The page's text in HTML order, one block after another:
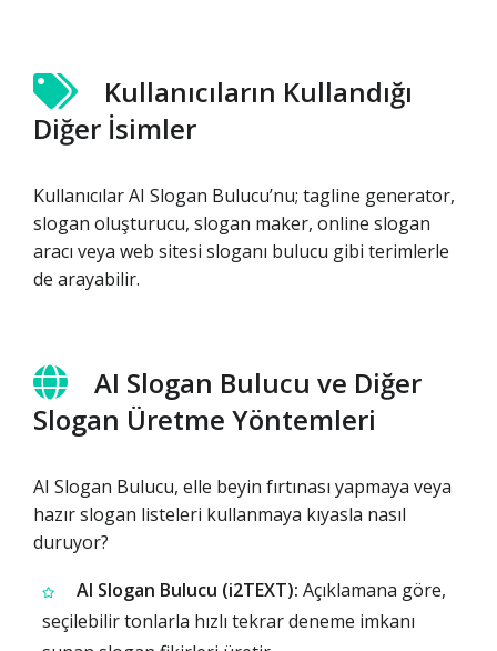
Kullanıcıların Kullandığı
Diğer İsimler
Kullanıcılar AI Slogan Bulucu’nu; tagline generator,
slogan oluşturucu, slogan maker, online slogan
aracı veya web sitesi sloganı bulucu gibi terimlerle
de arayabilir.
AI Slogan Bulucu ve Diğer
Slogan Üretme Yöntemleri
AI Slogan Bulucu, elle beyin fırtınası yapmaya veya
hazır slogan listeleri kullanmaya kıyasla nasıl
duruyor?
AI Slogan Bulucu (i2TEXT): Açıklamana göre,
seçilebilir tonlarla hızlı tekrar deneme imkanı